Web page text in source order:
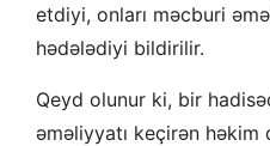
etdiyi, onları məcburi
hədələdiyi bildirilir.
Qeyd olunur ki, bir
əməliyyatı keçirən